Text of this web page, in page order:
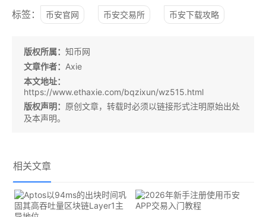
标签： 币安官网 币安交易所 币安下载攻略
版权所属： 知币网
文章作者： Axie
本文地址：
https://www.ethaxie.com/bqzixun/wz515.html
版权声明： 原创文章，转载时必须以链接形式注明原始出处
及本声明。
相关文章